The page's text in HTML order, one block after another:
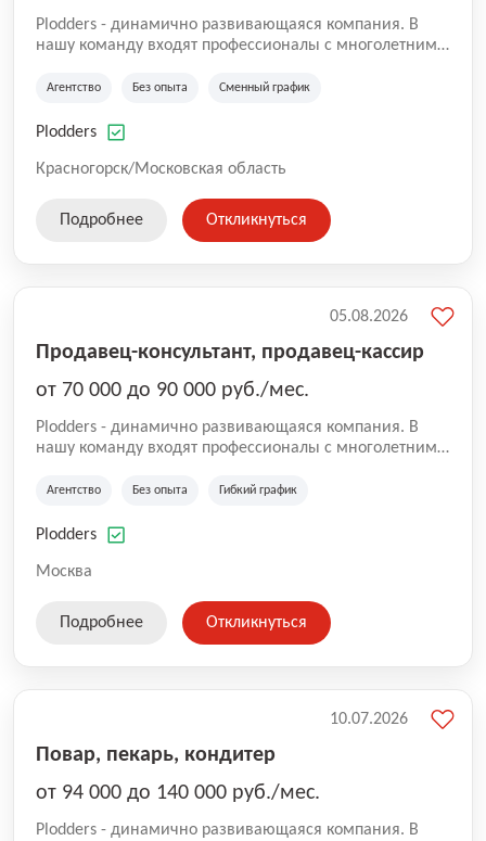
Plodders - динамично развивающаяся компания. В
нашу команду входят профессионалы с многолетним
на рынке аутсорсинга, а накопленный опыт позволяют
оказываемых услуг.
Агентство Без опыта Сменный график
Plodders
Красногорск/Московская область
Подробнее Откликнуться
Продавец-консультант, продавец-кассир
от 70 000 до 90 000 руб./мес.
Plodders - динамично развивающаяся компания. В
нашу команду входят профессионалы с многолетним
на рынке аутсорсинга, а накопленный опыт позволяют
оказываемых услуг.
Агентство Без опыта Гибкий график
Plodders
Москва
05.08.2026
Подробнее Откликнуться
Повар, пекарь, кондитер
от 94 000 до 140 000 руб./мес.
Plodders - динамично развивающаяся компания. В
10.07.2026